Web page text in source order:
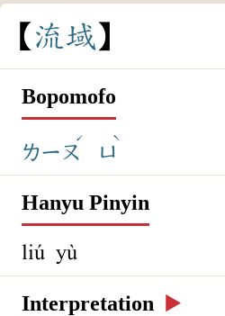
流 域
Bopomofo
ㄌㄧㄡ
ˊ
ㄩ
ˋ
Hanyu Pinyin
liú yù
Interpretation ▶️